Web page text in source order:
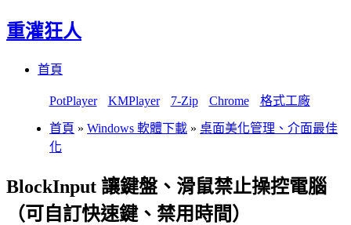
重灌狂人
首頁
PotPlayer KMPlayer 7-Zip Chrome 格式工廠
首頁 » Windows 軟體下載 » 桌面美化管理、介面最佳
化
BlockInput 讓鍵盤、滑鼠禁止操控電腦
（可自訂快速鍵、禁用時間）